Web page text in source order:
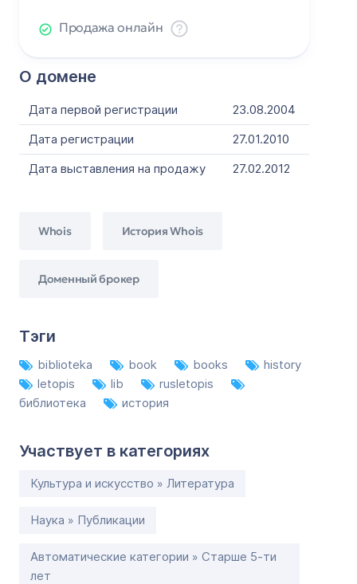
О домене
Дата первой регистрации
23.08.2004
Дата регистрации
27.01.2010
Дата выставления на продажу
27.02.2012
Whois История Whois
Доменный брокер
Тэги
biblioteka book books
history
letopis
lib
rusletopis
библиотека
история
Участвует в категориях
Культура и искусство » Литература
Наука » Публикации
Автоматические категории » Старше 5-ти
лет
Продажа онлайн